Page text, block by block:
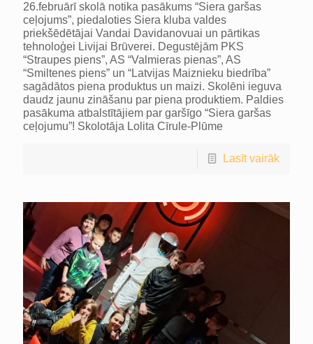
26.februārī skolā notika pasākums “Siera garšas
ceļojums”, piedaloties Siera kluba valdes
priekšēdētājai Vandai Davidanovuai un pārtikas
tehnoloģei Livijai Brūverei. Degustējām PKS
“Straupes piens”, AS “Valmieras pienas”, AS
“Smiltenes piens” un “Latvijas Maiznieku biedrība”
sagādātos piena produktus un maizi. Skolēni ieguva
daudz jaunu zināšanu par piena produktiem. Paldies
pasākuma atbalstītājiem par garšīgo “Siera garšas
ceļojumu”! Skolotāja Lolita Cīrule-Plūme
Lasīt vairāk